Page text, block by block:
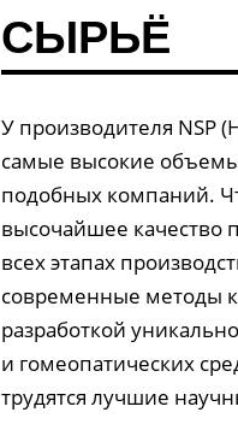
СЫРЬЁ
У производителя NSP
самые высокие
подобных компаний.
высочайшее качество
всех этапах
современные методы
разработкой
и гомеопатических
трудятся лучшие